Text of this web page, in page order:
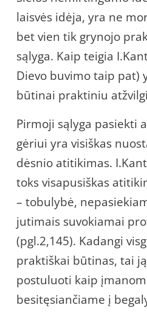
laisvės idėja, yra ne
bet vien tik grynojo
sąlyga. Kaip teigia
Dievo buvimo taip pat)
būtinai praktiniu
Pirmoji sąlyga pasiekti
gėriui yra visiškas
dėsnio atitikimas.
toks visapusiškas
– tobulybė,
jutimais suvokiamai
(pgl.2,145). Kadangi
praktiškai būtinas, tai
postuluoti kaip
besitęsiančiame į